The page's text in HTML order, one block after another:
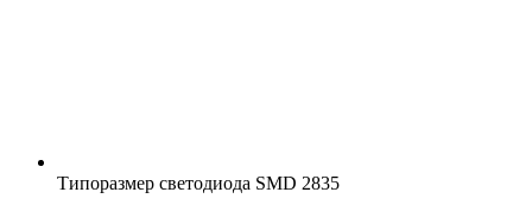
Типоразмер светодиода SMD 2835